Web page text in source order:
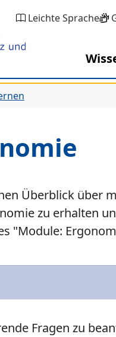
Leichte Sprache
Überblick über
zu erhalten
"Module:
Fragen zu